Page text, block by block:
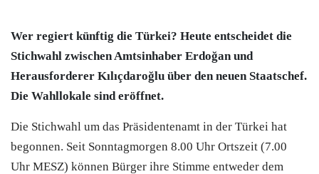
Wer regiert künftig die Türkei? Heute entscheidet die
Stichwahl zwischen Amtsinhaber Erdoğan und
Herausforderer Kılıçdaroğlu über den neuen Staatschef.
Die Wahllokale sind eröffnet.
Die Stichwahl um das Präsidentenamt in der Türkei hat
begonnen. Seit Sonntagmorgen 8.00 Uhr Ortszeit (7.00
Uhr MESZ) können Bürger ihre Stimme entweder dem